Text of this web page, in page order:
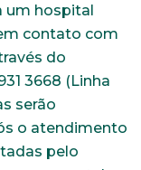
um hospital
contato com
do
3668 (Linha
serão
o atendimento
pelo